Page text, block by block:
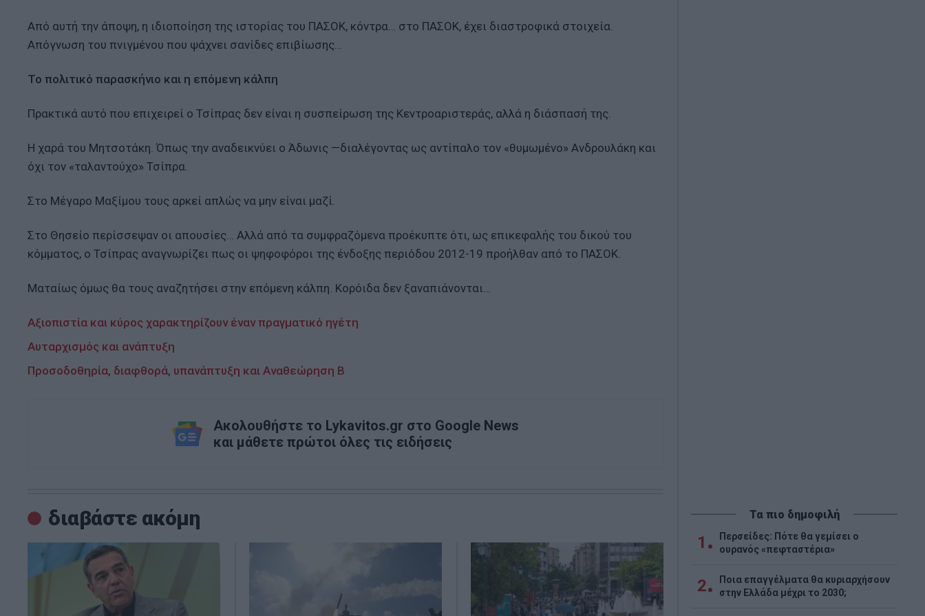
Από αυτή την άποψη, η ιδιοποίηση της ιστορίας του ΠΑΣΟΚ, κόντρα… στο ΠΑΣΟΚ, έχει διαστροφικά στοιχεία.
Απόγνωση του πνιγμένου που ψάχνει σανίδες επιβίωσης…
Το πολιτικό παρασκήνιο και η επόμενη κάλπη
Πρακτικά αυτό που επιχειρεί ο Τσίπρας δεν είναι η συσπείρωση της Κεντροαριστεράς, αλλά η διάσπασή της.
Η χαρά του Μητσοτάκη. Όπως την αναδεικνύει ο Άδωνις —διαλέγοντας ως αντίπαλο τον «θυμωμένο» Ανδρουλάκη και
όχι τον «ταλαντούχο» Τσίπρα.
Στο Μέγαρο Μαξίμου τους αρκεί απλώς να μην είναι μαζί.
Στο Θησείο περίσσεψαν οι απουσίες… Αλλά από τα συμφραζόμενα προέκυπτε ότι, ως επικεφαλής του δικού του
κόμματος, ο Τσίπρας αναγνωρίζει πως οι ψηφοφόροι της ένδοξης περιόδου 2012-19 προήλθαν από το ΠΑΣΟΚ.
Ματαίως όμως θα τους αναζητήσει στην επόμενη κάλπη. Κορόιδα δεν ξαναπιάνονται…
Αξιοπιστία και κύρος χαρακτηρίζουν έναν πραγματικό ηγέτη
Αυταρχισμός και ανάπτυξη
Προσοδοθηρία, διαφθορά, υπανάπτυξη και Αναθεώρηση Β
Ακολουθήστε το Lykavitos.gr στο Google News
και μάθετε πρώτοι όλες τις ειδήσεις
διαβάστε ακόμη Τα πιο δημοφιλή
1
Περσείδες: Πότε θα γεμίσει ο
ουρανός «πεφταστέρια»
2
Ποια επαγγέλματα θα κυριαρχήσουν
στην Ελλάδα μέχρι το 2030;